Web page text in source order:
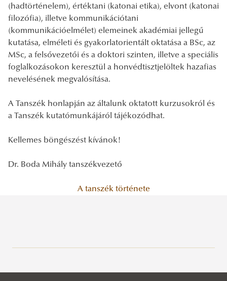
Hadtörténelem Tanszék
(hadtörténelem), értéktani (katonai etika), elvont (katonai
filozófia), illetve kommunikációtani
(kommunikációelmélet) elemeinek akadémiai jellegű
kutatása, elméleti és gyakorlatorientált oktatása a BSc, az
MSc, a felsővezetői és a doktori szinten, illetve a speciális
foglalkozásokon keresztül a honvédtisztjelöltek hazafias
nevelésének megvalósítása.
A Tanszék honlapján az általunk oktatott kurzusokról és
a Tanszék kutatómunkájáról tájékozódhat.
Kellemes böngészést kívánok!
Dr. Boda Mihály tanszékvezető
A tanszék története